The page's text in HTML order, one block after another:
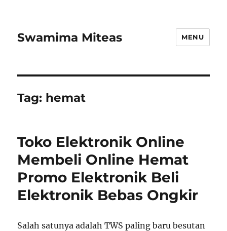
Swamima Miteas MENU
Tag: hemat
Toko Elektronik Online
Membeli Online Hemat
Promo Elektronik Beli
Elektronik Bebas Ongkir
Salah satunya adalah TWS paling baru besutan